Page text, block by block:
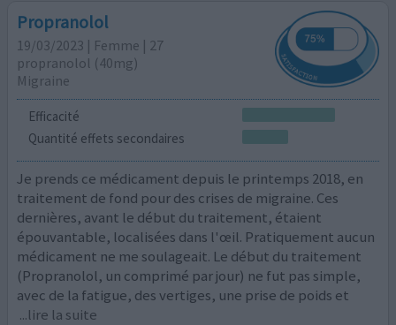
Propranolol
19/03/2023 | Femme | 27
propranolol (40mg)
Migraine
Efficacité
Quantité effets secondaires
Je prends ce médicament depuis le printemps 2018, en
traitement de fond pour des crises de migraine. Ces
dernières, avant le début du traitement, étaient
épouvantable, localisées dans l'œil. Pratiquement aucun
médicament ne me soulageait. Le début du traitement
(Propranolol, un comprimé par jour) ne fut pas simple,
avec de la fatigue, des vertiges, une prise de poids et
...lire la suite